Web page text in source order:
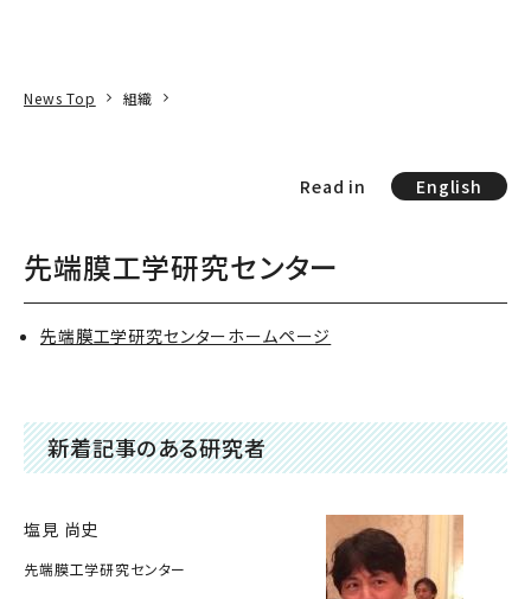
News Top 組織
Read in English
先端膜工学研究センター
先端膜工学研究センターホームページ
新着記事のある研究者
塩見 尚史
先端膜工学研究センター